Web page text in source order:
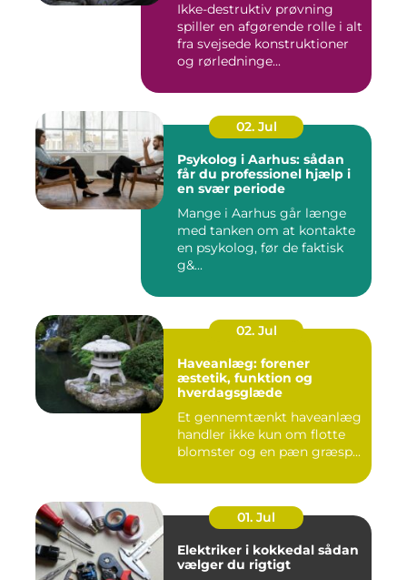
Ikke-destruktiv prøvning
spiller en afgørende rolle i alt
fra svejsede konstruktioner
og rørledninge...
02. Jul
Psykolog i Aarhus: sådan
får du professionel hjælp i
en svær periode
Mange i Aarhus går længe
med tanken om at kontakte
en psykolog, før de faktisk
g&...
02. Jul
Haveanlæg: forener
æstetik, funktion og
hverdagsglæde
Et gennemtænkt haveanlæg
handler ikke kun om flotte
blomster og en pæn græsp...
01. Jul
Elektriker i kokkedal sådan
vælger du rigtigt